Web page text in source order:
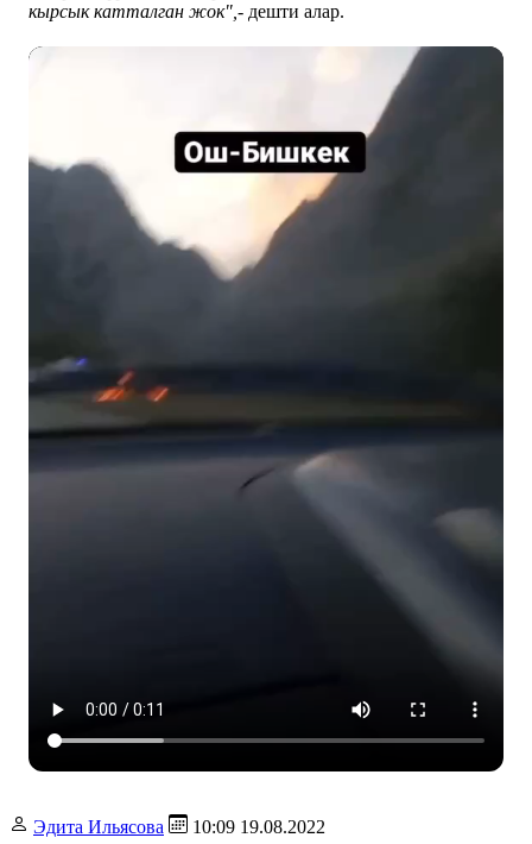
кырсык катталган жок",- дешти алар.
Эдита Ильясова 10:09 19.08.2022